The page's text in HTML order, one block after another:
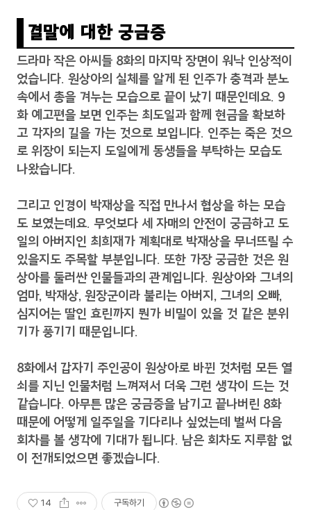
결말에 대한 궁금증
드라마 작은 아씨들 8화의 마지막 장면이 워낙 인상적이
었습니다. 원상아의 실체를 알게 된 인주가 충격과 분노
속에서 총을 겨누는 모습으로 끝이 났기 때문인데요. 9
화 예고편을 보면 인주는 최도일과 함께 현금을 확보하
고 각자의 길을 가는 것으로 보입니다. 인주는 죽은 것으
로 위장이 되는지 도일에게 동생들을 부탁하는 모습도
나왔습니다.
그리고 인경이 박재상을 직접 만나서 협상을 하는 모습
도 보였는데요. 무엇보다 세 자매의 안전이 궁금하고 도
일의 아버지인 최희재가 계획대로 박재상을 무너뜨릴 수
있을지도 주목할 부분입니다. 또한 가장 궁금한 것은 원
상아를 둘러싼 인물들과의 관계입니다. 원상아와 그녀의
엄마, 박재상, 원장군이라 불리는 아버지, 그녀의 오빠,
심지어는 딸인 효린까지 뭔가 비밀이 있을 것 같은 분위
기가 풍기기 때문입니다.
8화에서 갑자기 주인공이 원상아로 바뀐 것처럼 모든 열
쇠를 지닌 인물처럼 느껴져서 더욱 그런 생각이 드는 것
같습니다. 아무튼 많은 궁금증을 남기고 끝나버린 8화
때문에 어떻게 일주일을 기다리나 싶었는데 벌써 다음
회차를 볼 생각에 기대가 됩니다. 남은 회차도 지루함 없
이 전개되었으면 좋겠습니다.
14 구독하기